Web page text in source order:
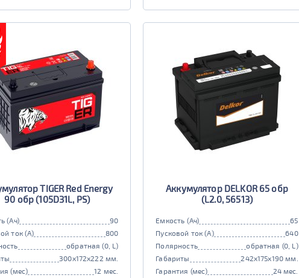
TIGER Red Energy
90 обр (105D31L, PS)
(Ач)
90
ток (А)
800
обратная (0, L)
300x172x222 мм.
(мес)
12 мес.
Аккумулятор DELKOR 65 обр
(L2.0, 56513)
Емкость (Ач)
65
Пусковой ток (А)
640
Полярность
обратная (0, L)
Габариты
242x175x190 мм.
Гарантия (мес)
24 мес.